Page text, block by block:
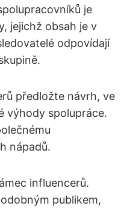
je
jejichž obsah je v
odpovídají
předložte návrh, ve
výhody spolupráce.
nápadů.
influencerů.
publikem,